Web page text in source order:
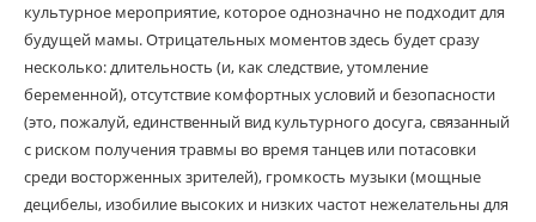
культурное мероприятие, которое однозначно не подходит для
будущей мамы. Отрицательных моментов здесь будет сразу
несколько: длительность (и, как следствие, утомление
беременной), отсутствие комфортных условий и безопасности
(это, пожалуй, единственный вид культурного досуга, связанный
с риском получения травмы во время танцев или потасовки
среди восторженных зрителей), громкость музыки (мощные
децибелы, изобилие высоких и низких частот нежелательны для